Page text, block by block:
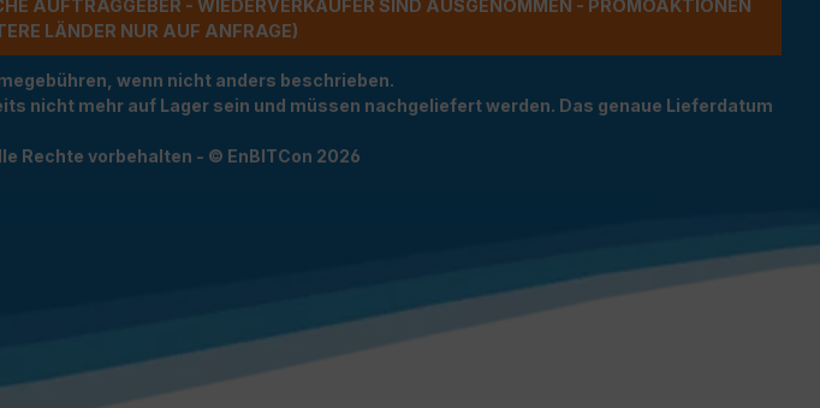
AUFTRAGGEBER - WIEDERVERKÄUFER SIND AUSGENOMMEN - PROMOAKTIONEN G
LÄNDER NUR AUF ANFRAGE)
wenn nicht anders beschrieben.
nicht mehr auf Lager sein und müssen nachgeliefert werden. Das genaue Lieferdatum
Rechte vorbehalten - © EnBITCon 2026